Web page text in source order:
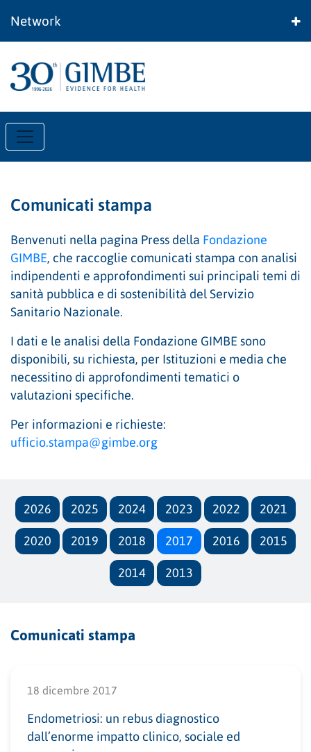
Network
Comunicati stampa
Benvenuti nella pagina Press della Fondazione
GIMBE, che raccoglie comunicati stampa con analisi
indipendenti e approfondimenti sui principali temi di
sanità pubblica e di sostenibilità del Servizio
Sanitario Nazionale.
I dati e le analisi della Fondazione GIMBE sono
disponibili, su richiesta, per Istituzioni e media che
necessitino di approfondimenti tematici o
valutazioni specifiche.
Per informazioni e richieste:
ufficio.stampa@gimbe.org
2026 2025 2024 2023 2022 2021
2020 2019 2018 2017 2016 2015
2014 2013
Comunicati stampa
18 dicembre 2017
Endometriosi: un rebus diagnostico
dall’enorme impatto clinico, sociale ed